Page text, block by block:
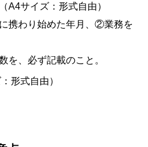
A4サイズ：形式自由）
携わり始めた年月、②業務を
を、必ず記載のこと。
形式自由）